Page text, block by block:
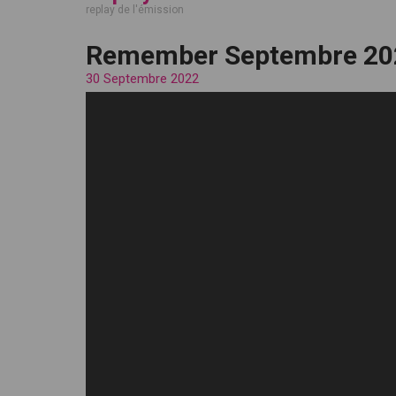
replay de l'émission
Remember Septembre
30 Septembre 2022